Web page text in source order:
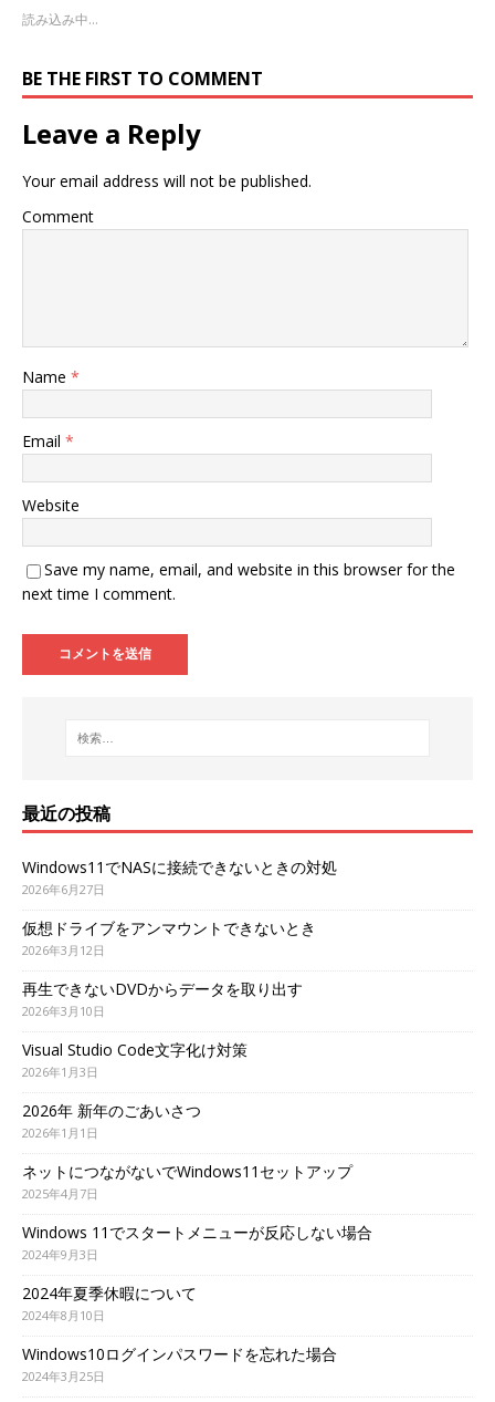
読み込み中…
BE THE FIRST TO COMMENT
Leave a Reply
Your email address will not be published.
Comment
Name *
Email *
Website
Save my name, email, and website in this browser for the
next time I comment.
最近の投稿
Windows11でNASに接続できないときの対処
2026年6月27日
仮想ドライブをアンマウントできないとき
2026年3月12日
再生できないDVDからデータを取り出す
2026年3月10日
Visual Studio Code文字化け対策
2026年1月3日
2026年 新年のごあいさつ
2026年1月1日
ネットにつながないでWindows11セットアップ
2025年4月7日
Windows 11でスタートメニューが反応しない場合
2024年9月3日
2024年夏季休暇について
2024年8月10日
Windows10ログインパスワードを忘れた場合
2024年3月25日